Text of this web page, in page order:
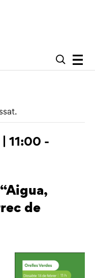
11:00 -
de